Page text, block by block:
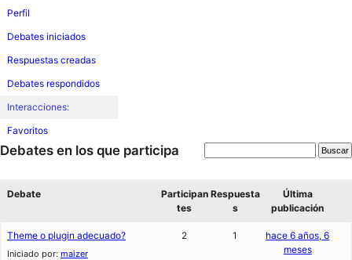
Perfil
Debates iniciados
Respuestas creadas
Debates respondidos
Interacciones:
Favoritos
Debates en los que participa
Debate
Participan
tes
Respuesta
s
Última
publicación
Theme o plugin adecuado?
Iniciado por: maizer
2 1
hace 6 años, 6
meses